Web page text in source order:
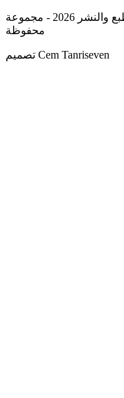
حقوق الطبع والنشر 2026 - مجموعة KHI العقارية. جميع الحقوق
محفوظة
تصميم Cem Tanriseven